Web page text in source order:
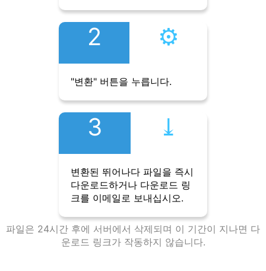
2 ⚙︎
"변환" 버튼을 누릅니다.
3 ⤓︎
변환된 뛰어나다 파일을 즉시
다운로드하거나 다운로드 링
크를 이메일로 보내십시오.
파일은 24시간 후에 서버에서 삭제되며 이 기간이 지나면 다
운로드 링크가 작동하지 않습니다.